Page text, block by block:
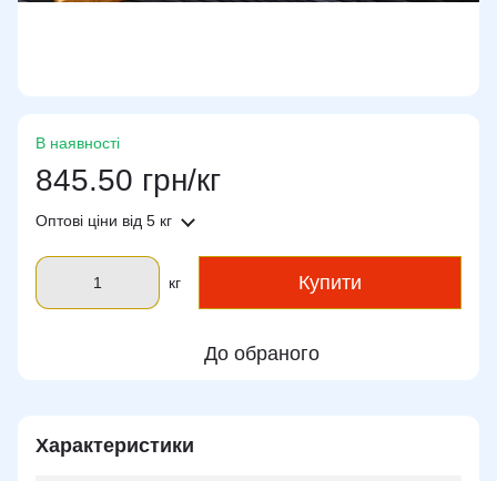
В наявності
845.50 грн/кг
Оптові ціни від 5 кг
кг Купити
До обраного
Характеристики